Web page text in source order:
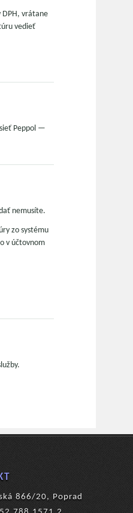
vrátane
vedieť
Peppol —
nemusíte.
zo systému
v účtovnom
866/20, Poprad